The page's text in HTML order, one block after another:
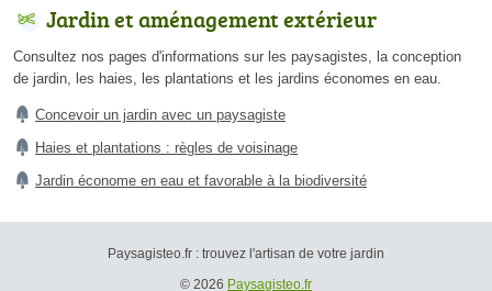
Jardin et aménagement extérieur
Consultez nos pages d'informations sur les paysagistes, la conception
de jardin, les haies, les plantations et les jardins économes en eau.
Concevoir un jardin avec un paysagiste
Haies et plantations : règles de voisinage
Jardin économe en eau et favorable à la biodiversité
Paysagisteo.fr : trouvez l'artisan de votre jardin
© 2026 Paysagisteo.fr